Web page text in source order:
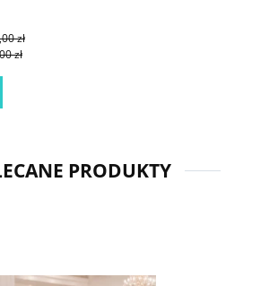
zł
zł
PRODUKTY